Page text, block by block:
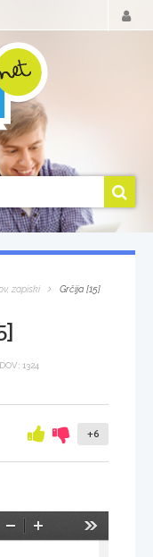
zapiski Grčija [15]
1324
+6
Pomanjšaj